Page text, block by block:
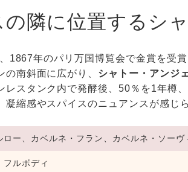
隣に位置するシ
1867年のパリ万国博覧会で金賞を受
南斜面に広がり、 シャトー・アンジ
レスタンク内で発酵後、50％を1年樽
凝縮感やスパイスのニュアンスが感じ
ロー、カベルネ・フラン、カベルネ・ソーヴ
フルボディ